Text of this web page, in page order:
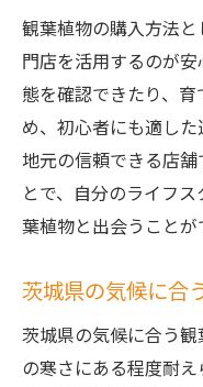
観葉植物の購入方法
門店を活用するのが
態を確認できたり、
め、初心者にも適した
地元の信頼できる店
とで、自分のライフ
葉植物と出会うことが
茨城県の気候に合
茨城県の気候に合う
の寒さにある程度耐